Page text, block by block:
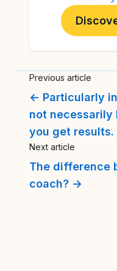
Previous article
← Particularly
not necessarily
you get results.
Next article
The difference
coach? →